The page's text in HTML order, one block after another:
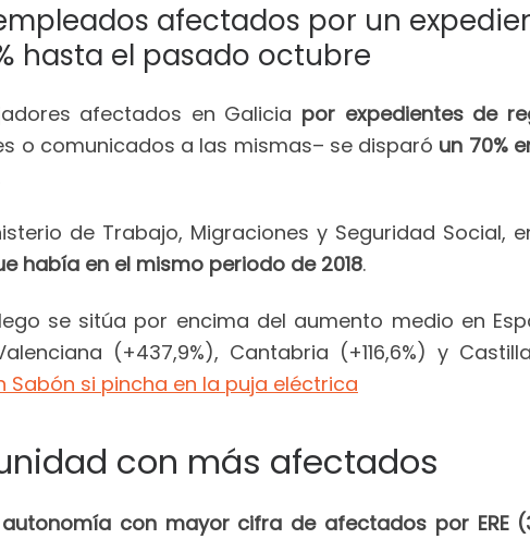
afectados por un
hasta el pasado octubre
afectados en Galicia por expedientes de
o comunicados a las mismas– se disparó un 70%
de Trabajo, Migraciones y Seguridad Social,
había en el mismo periodo de 2018.
se sitúa por encima del aumento medio en
(+437,9%), Cantabria (+116,6%) y
Sabón si pincha en la puja eléctrica
con más afectados
con mayor cifra de afectados por ERE